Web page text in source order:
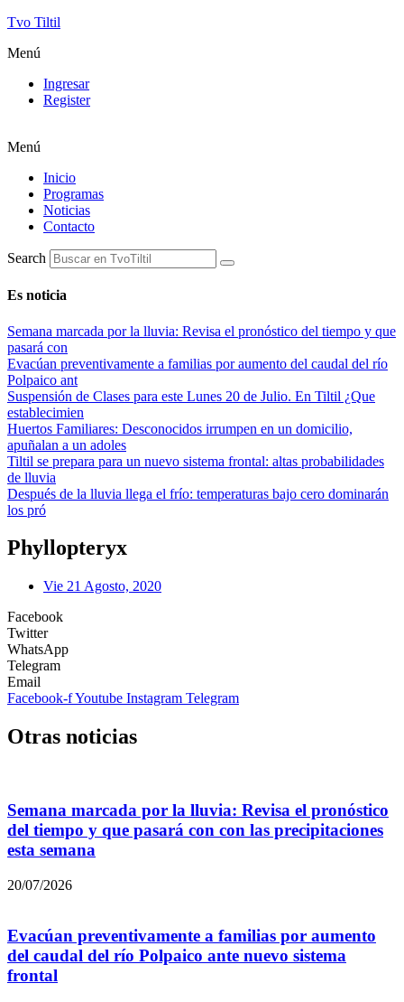
Tvo Tiltil
Menú
Ingresar
Register
Menú
Inicio
Programas
Noticias
Contacto
Search
Es noticia
Semana marcada por la lluvia: Revisa el pronóstico del tiempo y que
pasará con
Evacúan preventivamente a familias por aumento del caudal del río
Polpaico ant
Suspensión de Clases para este Lunes 20 de Julio. En Tiltil ¿Que
establecimien
Huertos Familiares: Desconocidos irrumpen en un domicilio,
apuñalan a un adoles
Tiltil se prepara para un nuevo sistema frontal: altas probabilidades
de lluvia
Después de la lluvia llega el frío: temperaturas bajo cero dominarán
los pró
Phyllopteryx
Vie 21 Agosto, 2020
Facebook
Twitter
WhatsApp
Telegram
Email
Facebook-fYoutube Instagram Telegram
Otras noticias
Semana marcada por la lluvia: Revisa el pronóstico
del tiempo y que pasará con con las precipitaciones
esta semana
20/07/2026
Evacúan preventivamente a familias por aumento
del caudal del río Polpaico ante nuevo sistema
frontal